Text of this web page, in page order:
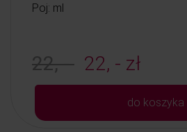
Poj: ml
22, - 22, - zł
do koszyka